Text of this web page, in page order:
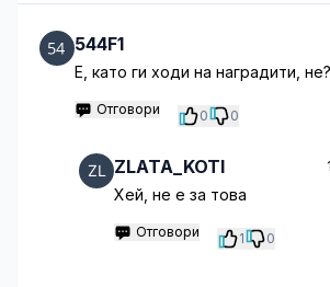
544F1
E, като ги ходи на наградити,
Отговори 0 0
ZLATA_KOTI
Хей, не е за това
Отговори 1 0